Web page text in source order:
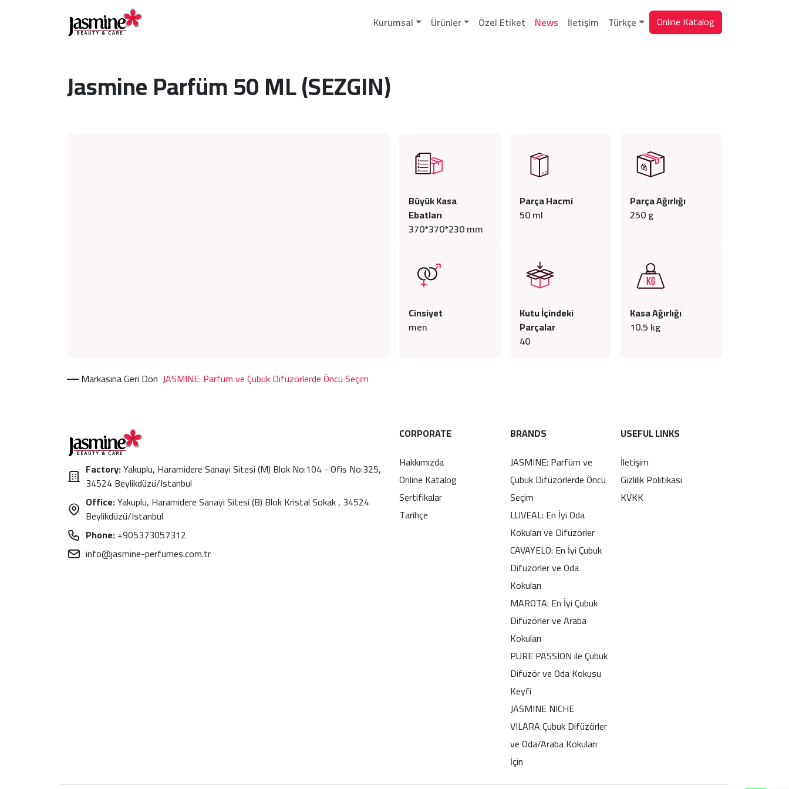
Kurumsal Ürünler Özel Etiket News İletişim Türkçe Online Katalog
Jasmine Parfüm 50 ML (SEZGIN)
Büyük Kasa
Ebatları
370*370*230 mm
Parça Hacmi
50ml
Parça Ağırlığı
250g
Cinsiyet
men
Kutu İçindeki
Parçalar
40
Kasa Ağırlığı
10.5 kg
Markasına Geri Dön JASMINE: Parfüm ve Çubuk Difüzörlerde Öncü Seçim
Factory:Yakuplu, Haramidere Sanayi Sitesi (M) Blok No:104 - Ofis No:325,
34524 Beylikdüzü/Istanbul
Office:Yakuplu, Haramidere Sanayi Sitesi (B) Blok Kristal Sokak , 34524
Beylikdüzü/Istanbul
Phone:+905373057312
info@jasmine-perfumes.com.tr
CORPORATE
Hakkımızda
Online Katalog
Sertifikalar
Tarihçe
BRANDS
JASMINE: Parfüm ve
Çubuk Difüzörlerde Öncü
Seçim
LUVEAL: En İyi Oda
Kokuları ve Difüzörler
CAVAYELO: En İyi Çubuk
Difüzörler ve Oda
Kokuları
MAROTA: En İyi Çubuk
Difüzörler ve Araba
Kokuları
PURE PASSION ile Çubuk
Difüzör ve Oda Kokusu
Keyfi
JASMINE NICHE
VILARA Çubuk Difüzörler
ve Oda/Araba Kokuları
İçin
USEFUL LINKS
İletişim
Gizlilik Politikası
KVKK